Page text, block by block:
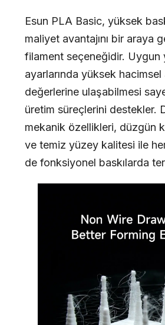
Esun PLA Basic, yüksek
maliyet avantajını bir araya
filament seçeneğidir. Uygun
ayarlarında yüksek hacimsel
değerlerine ulaşabilmesi
üretim süreçlerini destekler.
mekanik özellikleri, düzgün
ve temiz yüzey kalitesi ile
de fonksiyonel baskılarda